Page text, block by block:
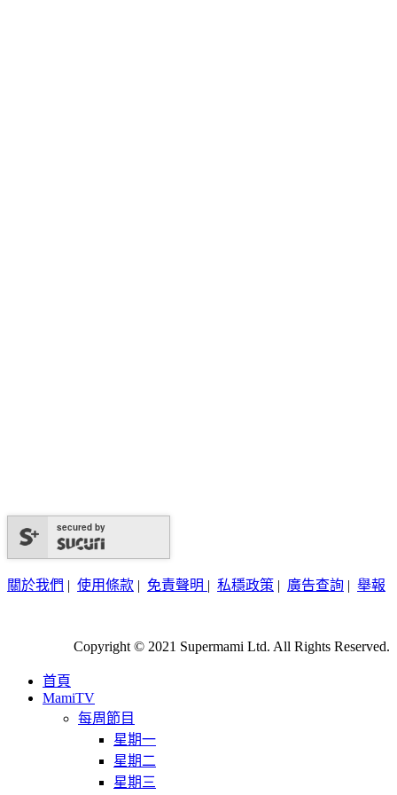
secured by
關於我們 | 使用條款 | 免責聲明 | 私穩政策 | 廣告查詢 | 舉報
Copyright © 2021 Supermami Ltd. All Rights Reserved.
首頁
MamiTV
每周節目
星期一
星期二
星期三